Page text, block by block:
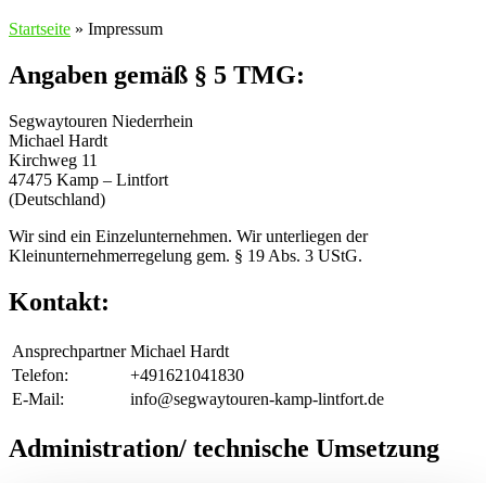
Startseite » Impressum
Angaben gemäß § 5 TMG:
Segwaytouren Niederrhein
Michael Hardt
Kirchweg 11
47475 Kamp – Lintfort
(Deutschland)
Wir sind ein Einzelunternehmen. Wir unterliegen der
Kleinunternehmerregelung gem. § 19 Abs. 3 UStG.
Kontakt:
Ansprechpartner Michael Hardt
Telefon:
+491621041830
E-Mail:
info@segwaytouren-kamp-lintfort.de
Administration/ technische Umsetzung